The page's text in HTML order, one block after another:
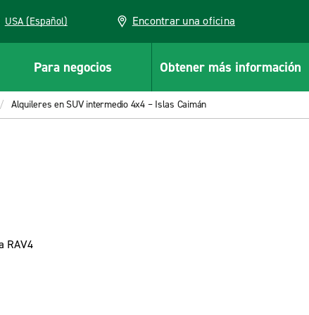
USA (Español) Encontrar una oficina
Para negocios Obtener más información
Alquileres en SUV intermedio 4x4 – Islas Caimán